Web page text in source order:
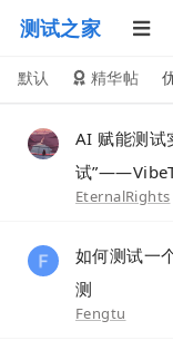
测试之家
默认 精华帖
AI 赋能测试
试
EternalRights
如何测试一
测
Fengtu